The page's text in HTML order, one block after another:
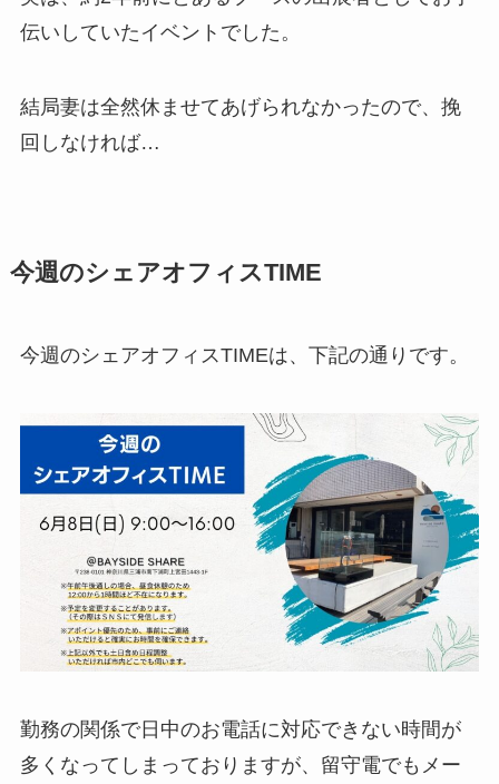
伝いしていたイベントでした。
結局妻は全然休ませてあげられなかったので、挽
回しなければ…
今週のシェアオフィスTIME
今週のシェアオフィスTIMEは、下記の通りです。
勤務の関係で日中のお電話に対応できない時間が
多くなってしまっておりますが、留守電でもメー